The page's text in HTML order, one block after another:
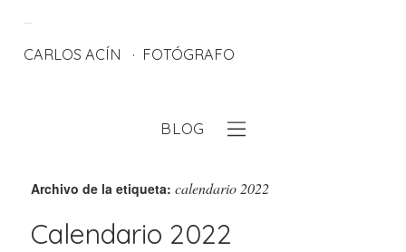
CARLOS ACÍN FOTÓGRAFO
BLOG
Archivo de la etiqueta: calendario 2022
Calendario 2022